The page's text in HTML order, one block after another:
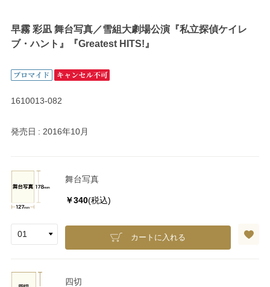
早霧 彩凪 舞台写真／雪組大劇場公演『私立探偵ケイレ
ブ・ハント』『Greatest HITS!』
1610013-082
発売日 2016年10月
舞台写真
￥340(税込)
カートに入れる
四切